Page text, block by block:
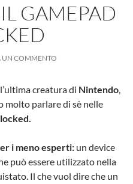
GAMEPAD
UN COMMENTO
creatura di Nintendo,
molto parlare di sè nelle
i meno esperti: un device
può essere utilizzato nella
Il che vuol dire che un